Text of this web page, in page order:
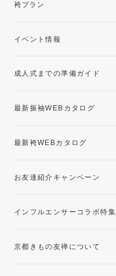
袴プラン
卒業袴レンタルプラン
イベント情報
成人式までの準備ガイド
最新振袖WEBカタログ
最新袴WEBカタログ
お友達紹介キャンペーン
インフルエンサーコラボ特集
京都きもの友禅について